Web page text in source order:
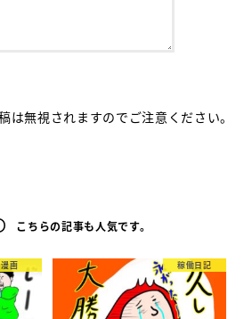
は無視されますのでご注意ください。
こちらの記事も人気です。
漫画 稼働日記